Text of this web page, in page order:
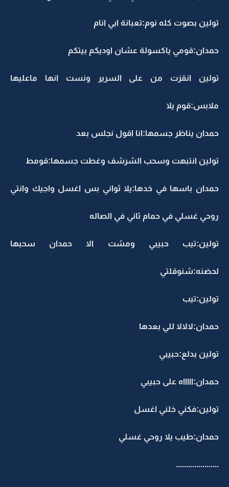
تولين بصوت كله نوم:تعبانة ابي انام
حمدان:قومي ياكسولة عشان اوديكم بيتكم
تولين انقزت من على السرير ونست انها ماعليها
ملابس:قوم يلا
حمدان يناظر جسمها:انا اقول نجلس بعد
تولين انتبهت وسحب الشرشف وغطت جسمها:قومط
حمدان باسها في خدها:يلا ثواني بس اغسل واجيك وانتي
روحي غسلي في حمام ثاني في الصاله
تولين:تيب حبيبي ومشت الا حمدان سحبها
لحضنه:شنوقلتي
تولين:تيب
حمدان:لالالا للي بعدها
تولين بدلع:حبيبي
حمدان:اااااه على حبيبي
تولين:فكني خلني اغسل
حمدان:طيب يلا روحي غسلي
.....................